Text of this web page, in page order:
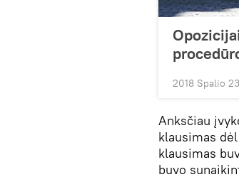
2018 Spalio
Anksčiau
klausimas
klausimas
buvo